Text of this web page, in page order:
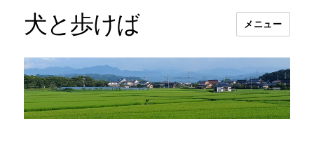
犬と歩けば メニュー